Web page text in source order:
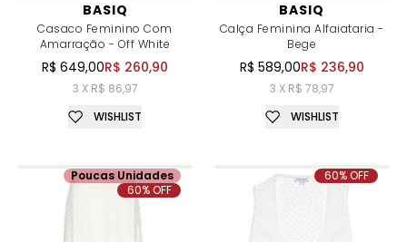
BASIQ
Casaco Feminino Com
Amarração - Off White
R$ 649,00R$ 260,90
3 X R$ 86,97
WISHLIST
BASIQ
Calça Feminina Alfaiataria -
Bege
R$ 589,00R$ 236,90
3 X R$ 78,97
WISHLIST
Poucas Unidades
60% OFF
60% OFF